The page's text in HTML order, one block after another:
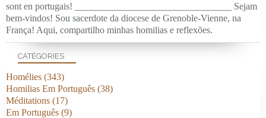
sont en portugais! _________________________________ Sejam
bem-vindos! Sou sacerdote da diocese de Grenoble-Vienne, na
França! Aqui, compartilho minhas homilias e reflexões.
CATÉGORIES
Homélies (343)
Homilias Em Português (38)
Méditations (17)
Em Português (9)